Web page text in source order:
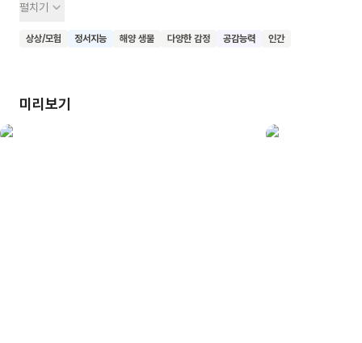
속상해하지요. 아빠는 낚시를 하면서 아들의 이야기를 들어주고,
이해하고, 공감해줍니다. 아들은 아빠와의 대화를 통해 기분이
하지요. 우리 함께 이 책, <아빠, 우리 고래 잡을까?>를 읽고
펼치기
상상/모험 정서지능 해양 생물 다양한 감정 공감능력 인간
미리보기